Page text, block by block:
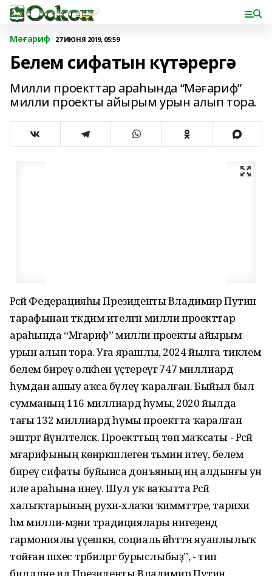
Мәғариф 27 ИЮНЯ 2019, 05:59
Белем сифатын күтәрергә
Милли проекттар араһында “Мәғариф”
милли проекты айырым урын алып тора.
Рәсәй Федерацияһы Президенты Владимир Путин
тарафынан тәҡдим ителгән милли проекттар
араһында “Мәғариф” милли проекты айырым
урын алып тора. Уға ярашлы, 2024 йылға тиклем
белем биреү өлкәһен үҫтереүгә 747 миллиард
һумдан ашыу аҡса бүлеү ҡаралған. Быйыл был
сумманың 116 миллиард һумы, 2020 йылда
тағы 132 миллиард һумы проектта ҡаралған
эштәргә йүнәлтеләсәк. Проекттың төп маҡсаты - Рәсәй
мәғарифының көнәркәшлеген тәьмин итеү, белем
биреү сифаты буйынса донъяның иң алдынғы ун
иле араһына инеү. Шул уҡ ваҡытта Рәсәй
халыҡтарының рухи-әхлаҡи ҡиммәттәре, тарихи
һәм милли-мәҙәни традициялары нигеҙендә
гармониялы үҫешкән, социаль йәһәттән яуаплылыҡ
тойған шәхес тәрбиәләргә бурыслыбыҙ”, - тип